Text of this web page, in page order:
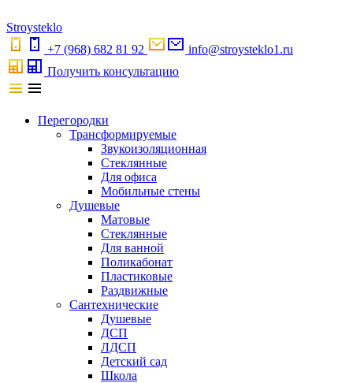
Stroysteklo
+7 (968) 682 81 92
info@stroysteklo1.ru
Получить консультацию
Перегородки
Трансформируемые
Звукоизоляционная
Стеклянные
Для офиса
Мобильные стены
Душевые
Матовые
Стеклянные
Для ванной
Поликабонат
Пластиковые
Раздвижные
Сантехнические
Душевые
ДСП
ЛДСП
Детский сад
Школа